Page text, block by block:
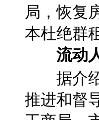
局，恢复
本杜绝群
流动人
据介绍
推进和督